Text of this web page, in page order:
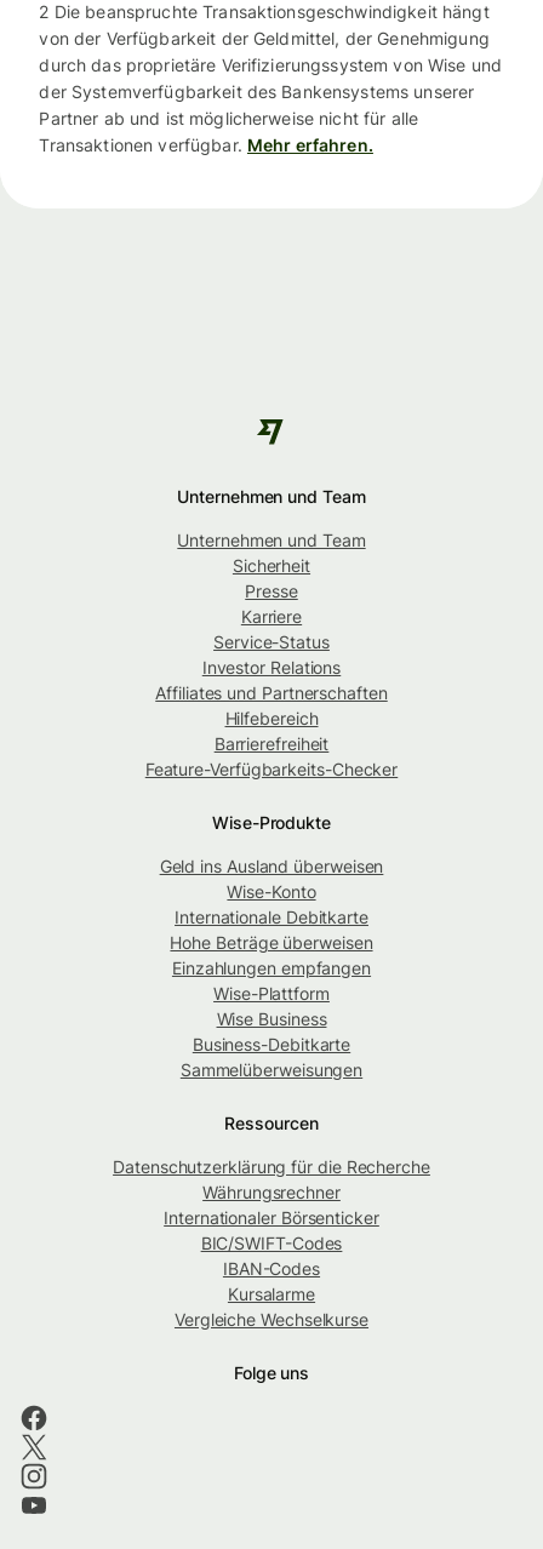
2 Die beanspruchte Transaktionsgeschwindigkeit hängt
von der Verfügbarkeit der Geldmittel, der Genehmigung
durch das proprietäre Verifizierungssystem von Wise und
der Systemverfügbarkeit des Bankensystems unserer
Partner ab und ist möglicherweise nicht für alle
Transaktionen verfügbar. Mehr erfahren.
Unternehmen und Team
Unternehmen und Team
Sicherheit
Presse
Karriere
Service-Status
Investor Relations
Affiliates und Partnerschaften
Hilfebereich
Barrierefreiheit
Feature-Verfügbarkeits-Checker
Wise-Produkte
Geld ins Ausland überweisen
Wise-Konto
Internationale Debitkarte
Hohe Beträge überweisen
Einzahlungen empfangen
Wise-Plattform
Wise Business
Business-Debitkarte
Sammelüberweisungen
Ressourcen
Datenschutzerklärung für die Recherche
Währungsrechner
Internationaler Börsenticker
BIC/SWIFT-Codes
IBAN-Codes
Kursalarme
Vergleiche Wechselkurse
Folge uns